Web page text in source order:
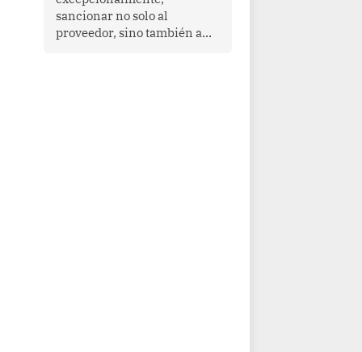
materia de desarrollo,
cohesión social y
gobernabilidad.
sancionar no solo al
proveedor, sino también a